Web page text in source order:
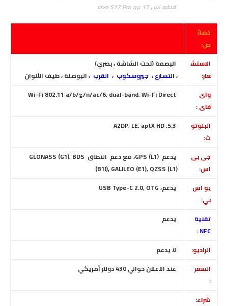
فيفو اس 17 برو vivo S17 Pro
خصائ
ص:
الاستش
عار:
البصمة (تحت الشاشة ، بصري)
،التسارع، جيروسكوب ، القرب ، البوصلة ، طيف الألوان
واى
فاى :
البلوتو
ث:
جى بى
اس:
يدعم GPS (L1)، مع دعم النطاق GLONASS (G1), BDS
(B1I), GALILEO (E1), QZSS (L1)
يو اس
بي:
يدعم، USB Type-C 2.0, OTG
تقنية
NFC :
يدعم
الراديو:
لا يدعم
السعر
:
عند الاعلان حوالي 430 دولار أمريكي
شراء: